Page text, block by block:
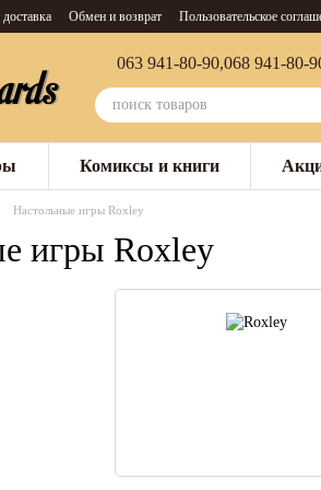
Обмен и возврат Пользовательское
063 941-80-90,068 941-80-
Комиксы и книги
Настольные игры Roxley
игры Roxley